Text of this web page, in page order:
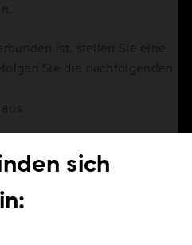
Informationen zu
ihr abgedeckten Länder.
wählen Sie
die Meldung „Karte
sich